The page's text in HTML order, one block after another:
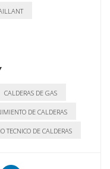
CALDERAS DE GAS
DE CALDERAS
TECNICO DE CALDERAS